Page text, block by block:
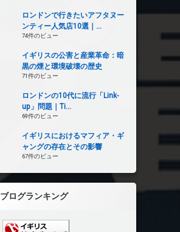
ロンドンで行きたいアフタヌー
ンティー人気店10選｜...
74件のビュー
イギリスの公害と産業革命：暗
黒の煙と環境破壊の歴史
71件のビュー
ロンドンの10代に流行「Link-
up」問題｜Ti...
69件のビュー
イギリスにおけるマフィア・ギ
ャングの存在とその影響
67件のビュー
ブログランキング